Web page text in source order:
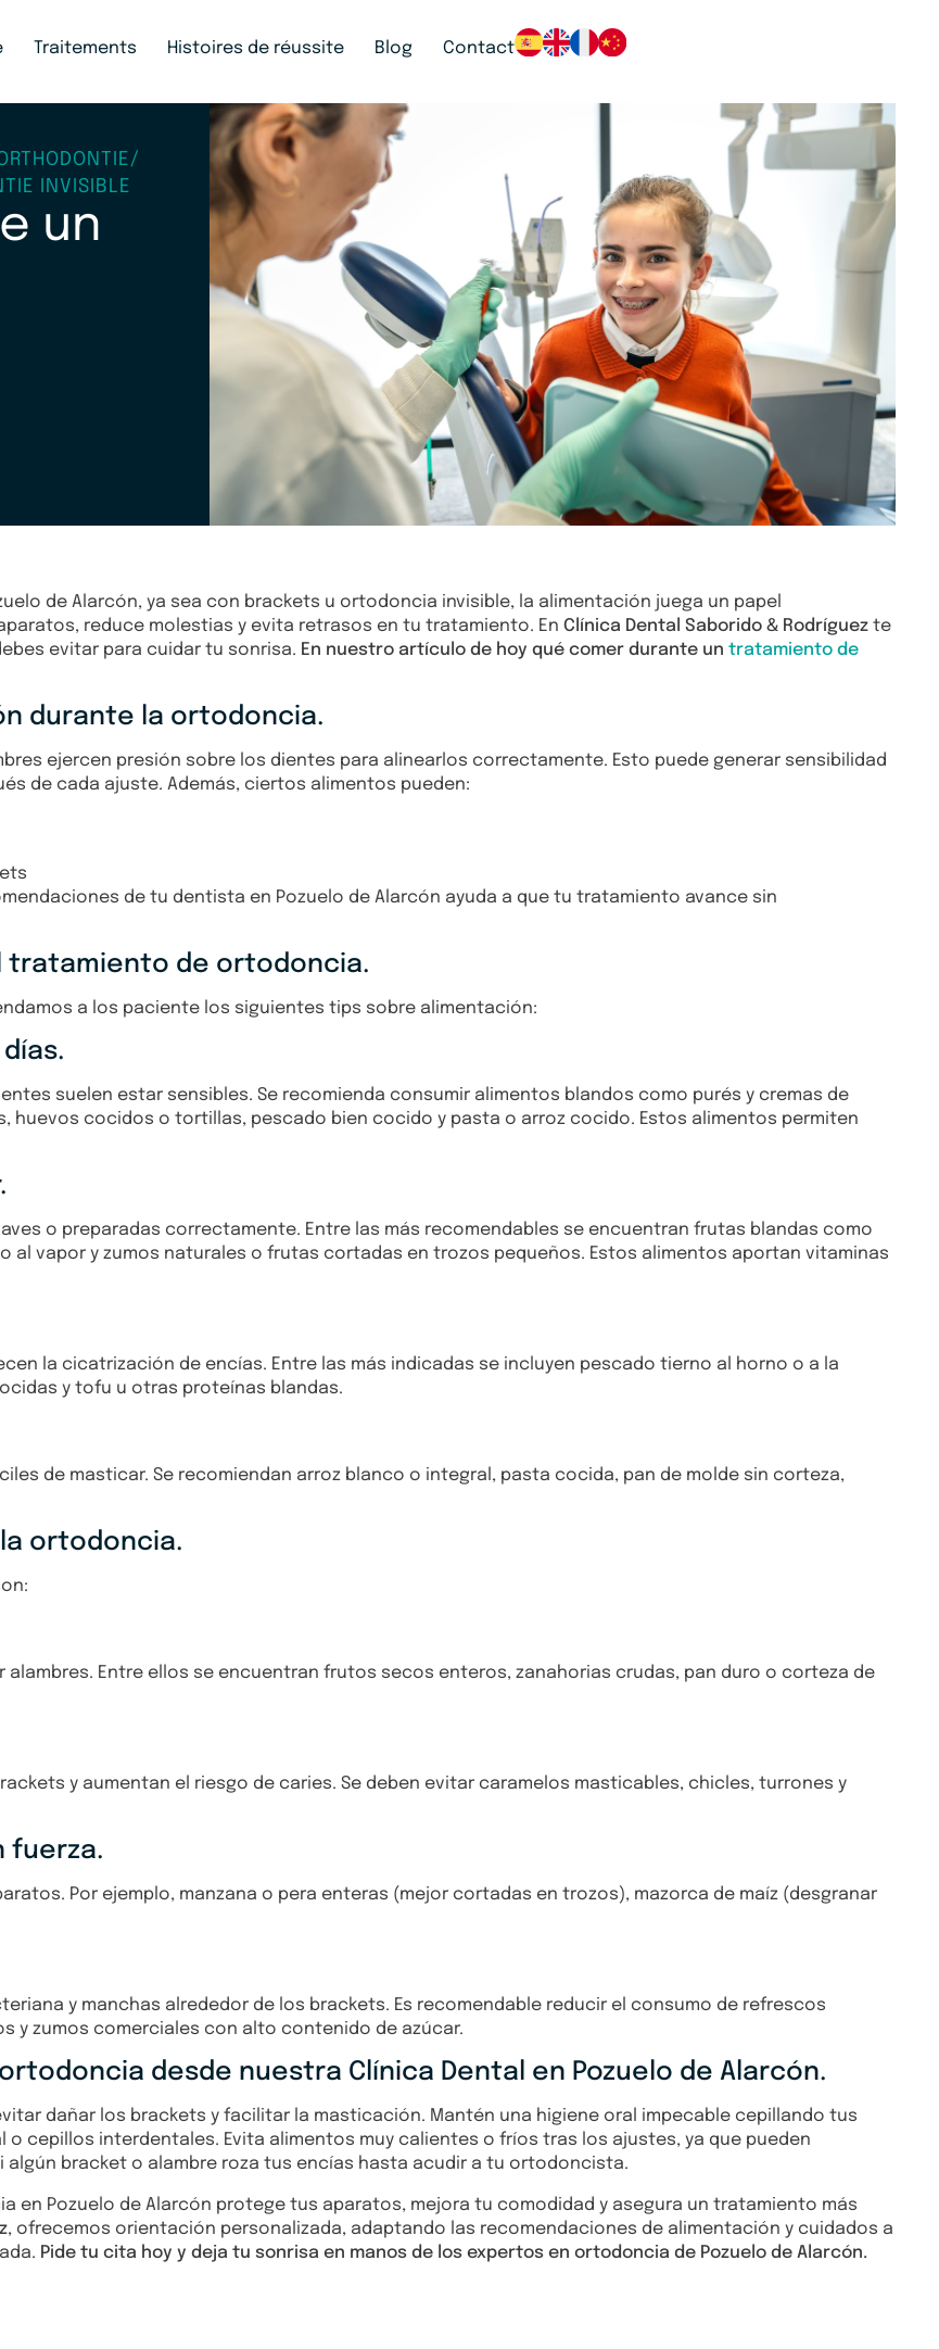
Traitements Histoires de réussite Blog Contact
/
INVISIBLE
un
de Alarcón, ya sea con brackets u ortodoncia invisible, la alimentación juega un papel
reduce molestias y evita retrasos en tu tratamiento. En Clínica Dental Saborido & Rodríguez te
evitar para cuidar tu sonrisa. En nuestro artículo de hoy qué comer durante un tratamiento de
durante la ortodoncia.
ejercen presión sobre los dientes para alinearlos correctamente. Esto puede generar sensibilidad
de cada ajuste. Además, ciertos alimentos pueden:
de tu dentista en Pozuelo de Alarcón ayuda a que tu tratamiento avance sin
tratamiento de ortodoncia.
a los paciente los siguientes tips sobre alimentación:
suelen estar sensibles. Se recomienda consumir alimentos blandos como purés y cremas de
huevos cocidos o tortillas, pescado bien cocido y pasta o arroz cocido. Estos alimentos permiten
o preparadas correctamente. Entre las más recomendables se encuentran frutas blandas como
al vapor y zumos naturales o frutas cortadas en trozos pequeños. Estos alimentos aportan vitaminas
la cicatrización de encías. Entre las más indicadas se incluyen pescado tierno al horno o a la
y tofu u otras proteínas blandas.
de masticar. Se recomiendan arroz blanco o integral, pasta cocida, pan de molde sin corteza,
ortodoncia.
Entre ellos se encuentran frutos secos enteros, zanahorias crudas, pan duro o corteza de
y aumentan el riesgo de caries. Se deben evitar caramelos masticables, chicles, turrones y
fuerza.
Por ejemplo, manzana o pera enteras (mejor cortadas en trozos), mazorca de maíz (desgranar
y manchas alrededor de los brackets. Es recomendable reducir el consumo de refrescos
y zumos comerciales con alto contenido de azúcar.
desde nuestra Clínica Dental en Pozuelo de Alarcón.
dañar los brackets y facilitar la masticación. Mantén una higiene oral impecable cepillando tus
cepillos interdentales. Evita alimentos muy calientes o fríos tras los ajustes, ya que pueden
bracket o alambre roza tus encías hasta acudir a tu ortodoncista.
en Pozuelo de Alarcón protege tus aparatos, mejora tu comodidad y asegura un tratamiento más
z, ofrecemos orientación personalizada, adaptando las recomendaciones de alimentación y cuidados a
Pide tu cita hoy y deja tu sonrisa en manos de los expertos en ortodoncia de Pozuelo de Alarcón.